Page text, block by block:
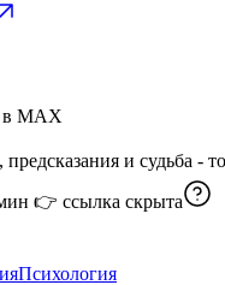
в MAX
предсказания и судьба -
день Админ 👉 ссылка скрыта
Психология